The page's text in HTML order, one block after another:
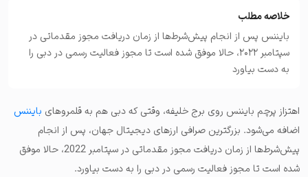
خلاصه مطلب
بایننس پس از انجام پیش‌شرط‌ها از زمان دریافت مجوز مقدماتی در
سپتامبر 2022، حالا موفق شده است تا مجوز فعالیت رسمی در دبی را
به دست بیاورد
اهتزاز پرچم بایننس روی برج خلیفه، وقتی که دبی هم به قلمروهای بایننس
اضافه می‌شود. بزرگترین صرافی ارزهای دیجیتال جهان، پس از انجام
پیش‌شرط‌ها از زمان دریافت مجوز مقدماتی در سپتامبر 2022، حالا موفق
شده است تا مجوز فعالیت رسمی در دبی را به دست بیاورد.